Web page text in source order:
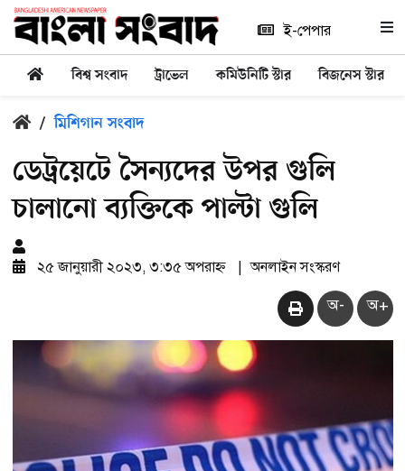
ই-পেপার
বিশ্ব সংবাদ ট্রাভেল কমিউনিটি স্টার বিজনেস স্টার
/ মিশিগান সংবাদ
ডেট্রয়েটে সৈন্যদের উপর গুলি
চালানো ব্যক্তিকে পাল্টা গুলি
২৫ জানুয়ারী ২০২৩, ৩:৩৫ অপরাহ্ন অনলাইন সংস্করণ
অ- অ+